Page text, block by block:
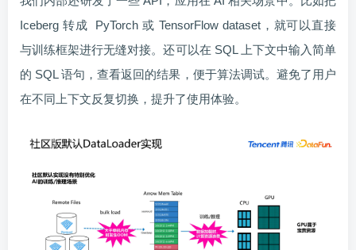
Iceberg 转成 PyTorch 或 TensorFlow dataset，就可以直接
与训练框架进行无缝对接。还可以在 SQL 上下文中输入简单
的 SQL 语句，查看返回的结果，便于算法调试。避免了用户
在不同上下文反复切换，提升了使用体验。